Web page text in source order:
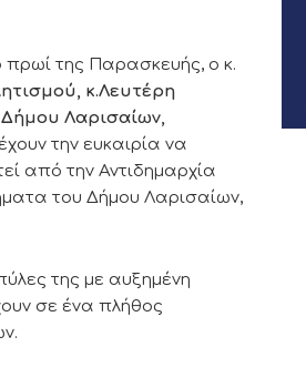
πρωί της Παρασκευής, ο κ.
κ.Λευτέρη
Λαρισαίων,
την ευκαιρία να
από την Αντιδημαρχία
του Δήμου Λαρισαίων,
της με αυξημένη
σε ένα πλήθος